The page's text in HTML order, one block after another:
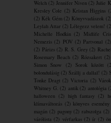
Welch (2) Jennifer Niven (2) Julie
Kresley Cole (2) Kristan Higgins
(2) Kék Gém (2) Könyvvadászok (2)
Leylah Attar (2) Lélegezz velem!
Michelle Hodkin (2) Midlife
Nemezis (2) POV (2) Partvonal (2)
(2) Párizs (2) R. S. Grey (2)
Rosemary Beach (2) Rózsakert (2)
Simon Snow
(2) Sorok között
bolondulásig (2) Szállj a dallal! (2)
Tonke Dragt (2) Victoria (2)
Whitney G. (2) antik (2) antológia
halloween (2) high fantasy (2)
klímaváltozás (2) könyves esemény
magán (2) pagony (2) rabszolga (2)
várólista (2) vérfarkas (2) ír (2)